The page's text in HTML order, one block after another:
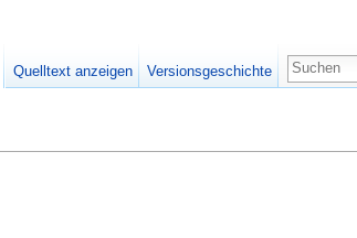
Quelltext anzeigen Versionsgeschichte